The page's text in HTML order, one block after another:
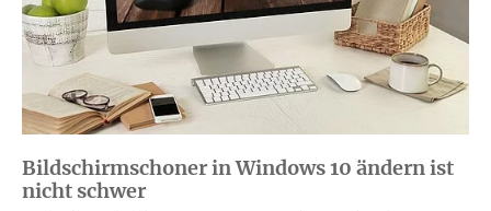
Bildschirmschoner in Windows 10 ändern ist
nicht schwer